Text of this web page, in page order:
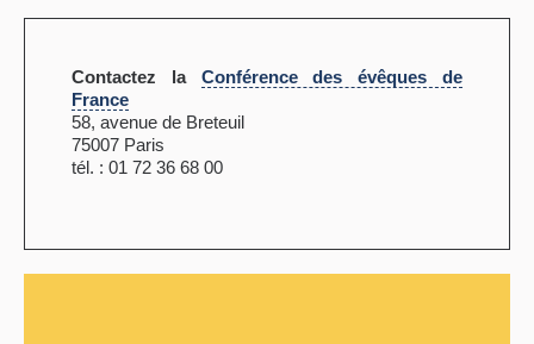
Contactez la Conférence des évêques de
France
58, avenue de Breteuil
75007 Paris
tél. : 01 72 36 68 00